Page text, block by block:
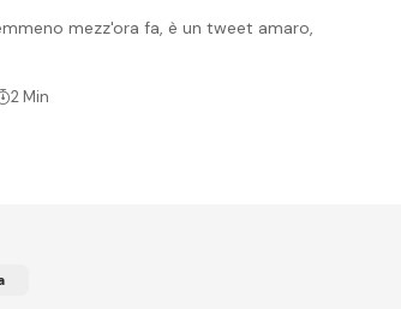
mezz'ora fa, è un tweet amaro,
2 Min